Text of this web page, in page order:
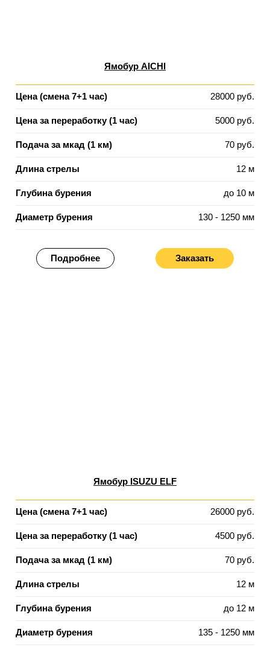
Ямобур AICHI
Цена (смена 7+1 час) 28000 руб.
Цена за переработку (1 час) 5000 руб.
Подача за мкад (1 км) 70 руб.
Длина стрелы 12 м
Глубина бурения до 10 м
Диаметр бурения 130 - 1250 мм
Подробнее Заказать
Ямобур ISUZU ELF
Цена (смена 7+1 час) 26000 руб.
Цена за переработку (1 час) 4500 руб.
Подача за мкад (1 км) 70 руб.
Длина стрелы 12 м
Глубина бурения до 12 м
Диаметр бурения 135 - 1250 мм